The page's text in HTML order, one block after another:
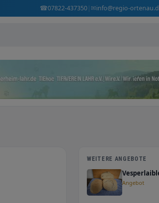
☎07822-437350| ✉info@regio-
WEITERE ANGEBOTE
Angebot